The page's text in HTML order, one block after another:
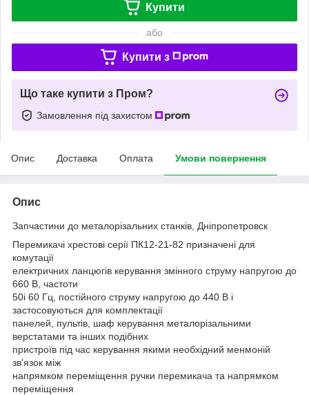
Купити
або
Купити з
Що таке купити з Пром?
Замовлення під захистом
Опис Доставка Оплата Умови повернення
Опис
Запчастини до металорізальних станків, Дніпропетровск
Перемикачі хрестові серії ПК12-21-82 призначені для
комутації
електричних ланцюгів керування змінного струму напругою до
660 В, частоти
50і 60 Гц, постійного струму напругою до 440 В і
застосовуються для комплектації
панелей, пультів, шаф керування металорізальними
верстатами та інших подібних
пристроїв під час керування якими необхідний менмоній
зв'язок між
напрямком переміщення ручки перемикача та напрямком
переміщення